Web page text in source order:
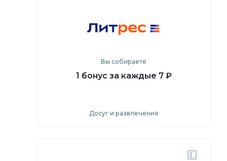
Вы собираете
1 бонус за каждые 7 ₽
Досуг и развлечения